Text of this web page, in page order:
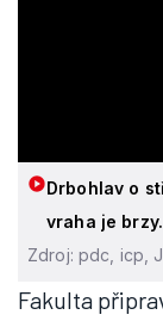
Drbohlav o
vraha je brzy.
Zdroj: pdc, icp,
Fakulta